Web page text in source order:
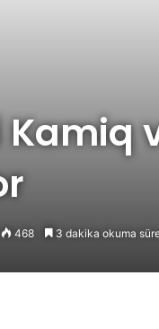
468 3 dakika okuma